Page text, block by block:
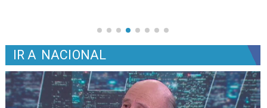
IR A NACIONAL